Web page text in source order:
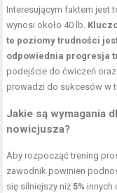
Interesującym faktem jest
wynosi około 40 lb.
te poziomy trudności
odpowiednia progresja
podejście do ćwiczeń
prowadzi do sukcesów w
Jakie są wymagania
nowicjusza?
Aby rozpocząć trening
zawodnik powinien
się silniejszy niż5% innych